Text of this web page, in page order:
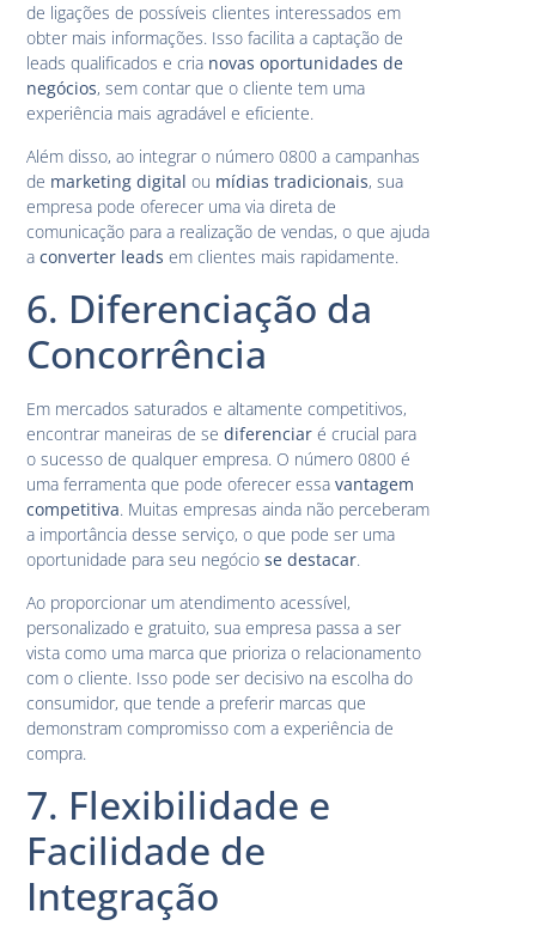
de ligações de possíveis clientes interessados em
obter mais informações. Isso facilita a captação de
leads qualificados e cria novas oportunidades de
negócios, sem contar que o cliente tem uma
experiência mais agradável e eficiente.
Além disso, ao integrar o número 0800 a campanhas
de marketing digital ou mídias tradicionais, sua
empresa pode oferecer uma via direta de
comunicação para a realização de vendas, o que ajuda
aconverter leads em clientes mais rapidamente.
6. Diferenciação da
Concorrência
Em mercados saturados e altamente competitivos,
encontrar maneiras de sediferenciar é crucial para
o sucesso de qualquer empresa. O número 0800 é
uma ferramenta que pode oferecer essavantagem
competitiva. Muitas empresas ainda não perceberam
a importância desse serviço, o que pode ser uma
oportunidade para seu negóciose destacar.
Ao proporcionar um atendimento acessível,
personalizado e gratuito, sua empresa passa a ser
vista como uma marca que prioriza o relacionamento
com o cliente. Isso pode ser decisivo na escolha do
consumidor, que tende a preferir marcas que
demonstram compromisso com a experiência de
compra.
7. Flexibilidade e
Facilidade de
Integração